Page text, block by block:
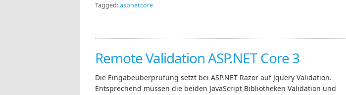
Tagged:aspnetcore
Remote Validation ASP.NET Core 3
Die Eingabeüberprüfung setzt bei ASP.NET Razor auf Jquery Validation.
Entsprechend müssen die beiden JavaScript Bibliotheken Validation und